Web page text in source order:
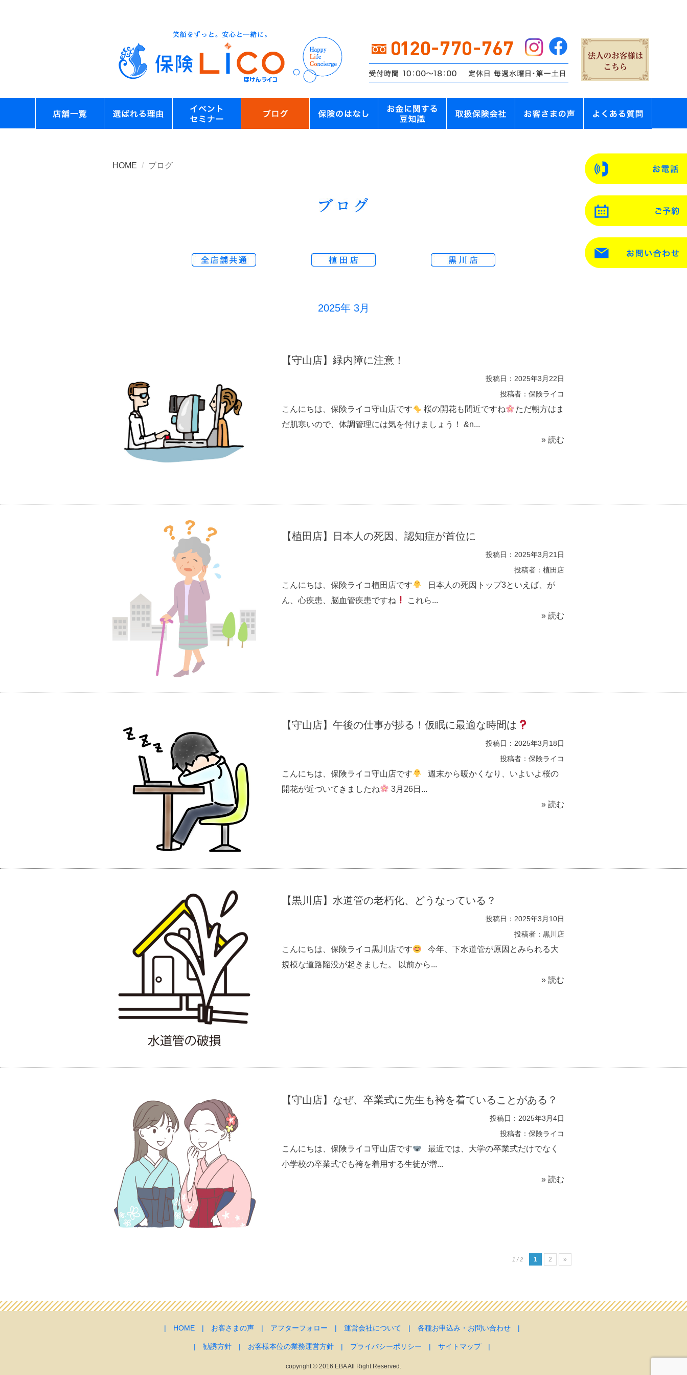
HOME ブログ
2025年 3月
【守山店】緑内障に注意！
投稿日：2025年3月22日
投稿者：保険ライコ
こんにちは、保険ライコ守山店です 桜の開花も間近ですね
ただ朝方はま
だ肌寒いので、体調管理には気を付けましょう！ &n...
» 読む
【植田店】日本人の死因、認知症が首位に
投稿日：2025年3月21日
投稿者：植田店
こんにちは、保険ライコ植田店です
日本人の死因トップ3といえば、が
ん、心疾患、脳血管疾患ですね
これら...
» 読む
【守山店】午後の仕事が捗る！仮眠に最適な時間は
投稿日：2025年3月18日
投稿者：保険ライコ
こんにちは、保険ライコ守山店です
週末から暖かくなり、いよいよ桜の
開花が近づいてきましたね
3月26日...
» 読む
【黒川店】水道管の老朽化、どうなっている？
投稿日：2025年3月10日
投稿者：黒川店
こんにちは、保険ライコ黒川店です
今年、下水道管が原因とみられる大
規模な道路陥没が起きました。 以前から...
» 読む
【守山店】なぜ、卒業式に先生も袴を着ていることがある？
投稿日：2025年3月4日
投稿者：保険ライコ
こんにちは、保険ライコ守山店です
最近では、大学の卒業式だけでなく
小学校の卒業式でも袴を着用する生徒が増...
» 読む
1 / 2 1 2 »
| HOME | お客さまの声 | アフターフォロー |運営会社について |各種お申込み・お問い合わせ |
|勧誘方針 | お客様本位の業務運営方針 | プライバシーポリシー |サイトマップ|
copyright © 2016 EBA All Right Reserved.